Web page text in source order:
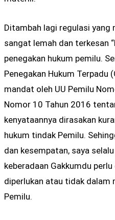
Ditambah lagi regulasi
sangat lemah dan terkesan
penegakan hukum pemilu.
Penegakan Hukum Terpadu
mandat oleh UU Pemilu
Nomor 10 Tahun 2016
kenyataannya dirasakan
hukum tindak Pemilu.
dan kesempatan, saya
keberadaan Gakkumdu
diperlukan atau tidak dalam
Pemilu.